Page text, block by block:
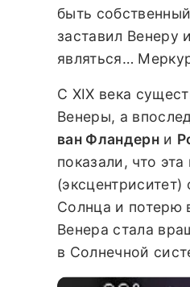
быть
заставил Венеру
являться…
С XIX века
Венеры, а
ван Фландерн и
показали, что
Солнца и потерю
Венера стала
в Солнечной